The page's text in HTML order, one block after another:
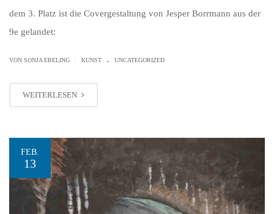
dem 3. Platz ist die Covergestaltung von Jesper Borrmann aus der
9e gelandet:
VON SONJA EBELING KUNST . UNCATEGORIZED
WEITERLESEN
FEB.
13